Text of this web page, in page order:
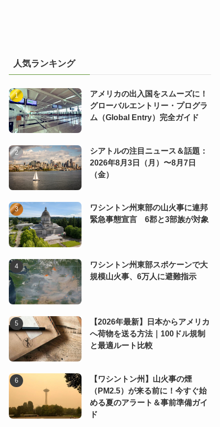
人気ランキング
アメリカの出入国をスムーズに！
グローバルエントリー・プログラ
ム（Global Entry）完全ガイド
シアトルの注目ニュース＆話題：
2026年8月3日（月）〜8月7日
（金）
ワシントン州東部の山火事に連邦
緊急事態宣言 6郡と3部族が対象
ワシントン州東部スポケーンで大
規模山火事、6万人に避難指示
【2026年最新】日本からアメリカ
へ荷物を送る方法｜100ドル規制
と最適ルート比較
【ワシントン州】山火事の煙
（PM2.5）が来る前に！今すぐ始
める夏のアラート＆事前準備ガイ
ド